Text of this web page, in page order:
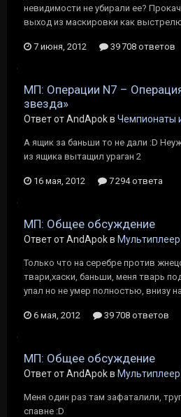
невидимости не убирали ее?
выход из маскировки как
7 июня, 2012 39 708 ответов
МП: Операции N7 –
звезда»
Ответ от AndApok в Чемпионаты
А ящик за баньши то не дали :D
из ящика вытащил ураган 2
16 мая, 2012 7 294 ответа
МП: Общее обсуждение
Ответ от AndApok в
Только что на серебре против
твари,хаски, баньши, меня тварь
упал но не умер полностью, внизу
6 мая, 2012 39 708 ответов
МП: Общее обсуждение
Ответ от AndApok в
Меня один раз там зафаталили,
спавне :D